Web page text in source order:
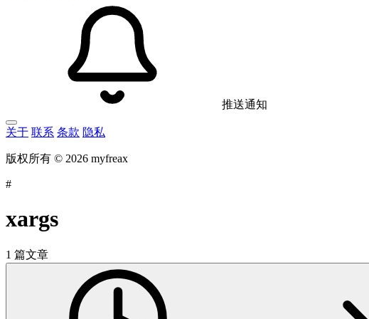
推送通知
关于 联系 条款 隐私
版权所有 © 2026 myfreax
#
xargs
1 篇文章